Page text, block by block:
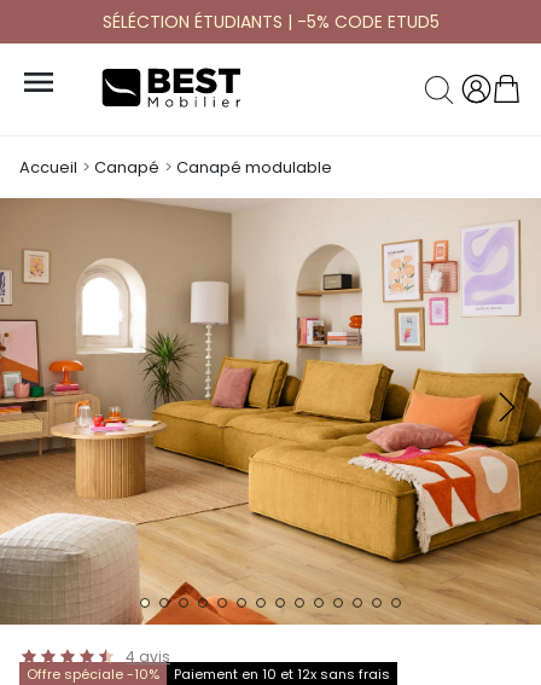
SÉLÉCTION ÉTUDIANTS | -5% CODE ETUD5

Accueil Canapé Canapé modulable
4 avis
Offre spéciale -10%
Paiement en 10 et 12x sans frais